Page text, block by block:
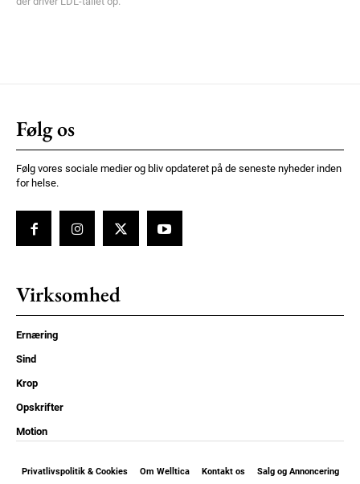
Følg os
Følg vores sociale medier og bliv opdateret på de seneste nyheder inden
for helse.
Virksomhed
Ernæring
Sind
Krop
Opskrifter
Motion
Privatlivspolitik & Cookies Om Welltica Kontakt os Salg og Annoncering